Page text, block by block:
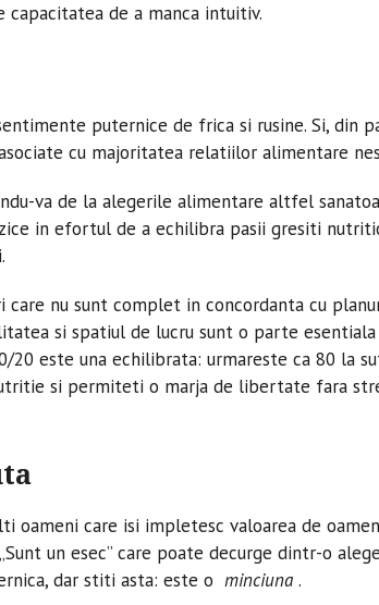
de a manca intuitiv.
puternice de frica si rusine. Si, din
cu majoritatea relatiilor alimentare
va de la alegerile alimentare altfel
in efortul de a echilibra pasii gresiti
nu sunt complet in concordanta cu
si spatiul de lucru sunt o parte esentiala
20 este una echilibrata: urmareste ca 80 la
si permiteti o marja de libertate fara
oameni care isi impletesc valoarea de
un esec” care poate decurge dintr-o
dar stiti asta: este o minciuna .